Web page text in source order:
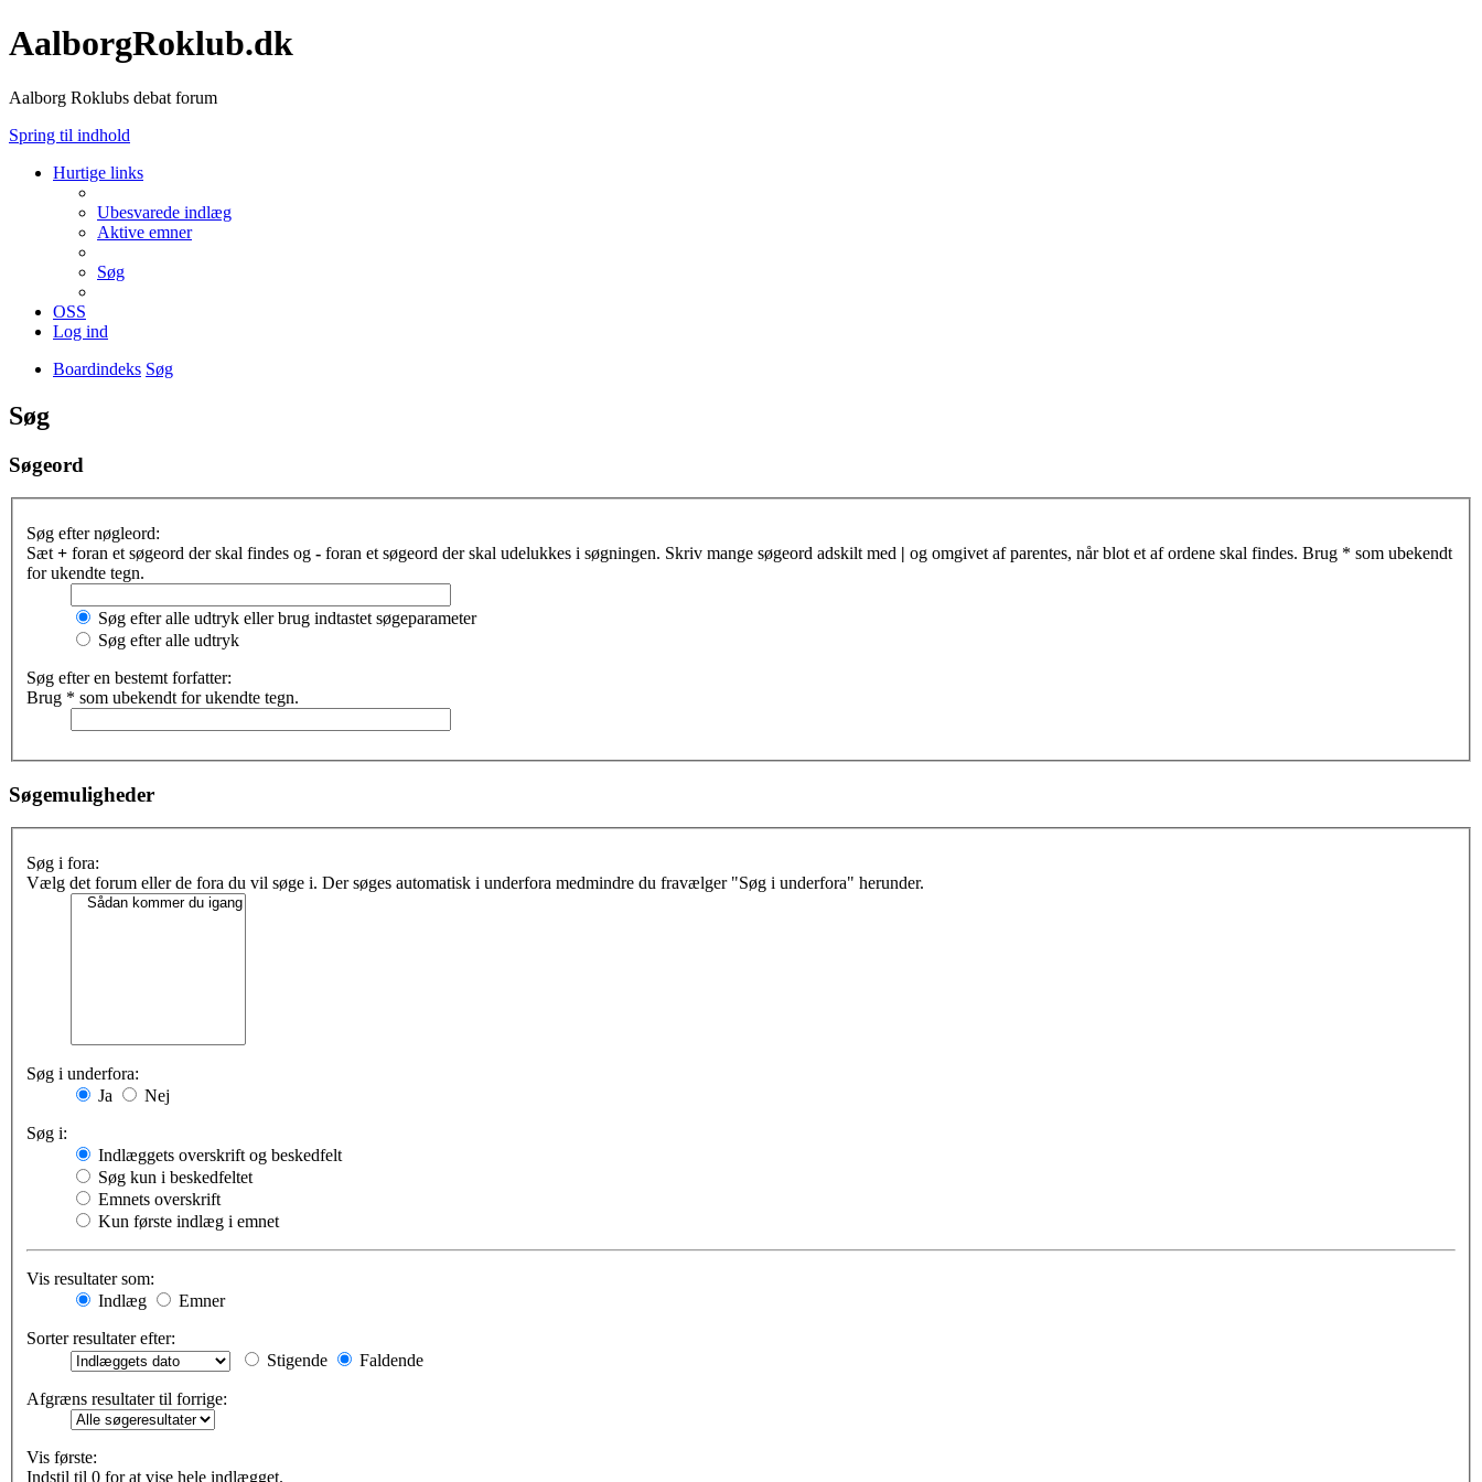
AalborgRoklub.dk
Aalborg Roklubs debat forum
Spring til indhold
Hurtige links
Ubesvarede indlæg
Aktive emner
Søg
OSS
Log ind
Boardindeks Søg
Søg
Søgeord
Søg efter nøgleord:
Sæt + foran et søgeord der skal findes og - foran et søgeord der skal udelukkes i søgningen. Skriv mange søgeord adskilt med | og omgivet af parentes, når blot et af ordene skal findes. Brug * som ubekendt
for ukendte tegn.
Søg efter alle udtryk eller brug indtastet søgeparameter
Søg efter alle udtryk
Søg efter en bestemt forfatter:
Brug * som ubekendt for ukendte tegn.
Søgemuligheder
Søg i fora:
Vælg det forum eller de fora du vil søge i. Der søges automatisk i underfora medmindre du fravælger "Søg i underfora" herunder.
Søg i underfora:
Ja
Nej
Søg i:
Indlæggets overskrift og beskedfelt
Søg kun i beskedfeltet
Emnets overskrift
Kun første indlæg i emnet
Vis resultater som:
Indlæg
Emner
Sorter resultater efter:
Stigende
Faldende
Afgræns resultater til forrige:
Vis første:
Indstil til 0 for at vise hele indlægget.